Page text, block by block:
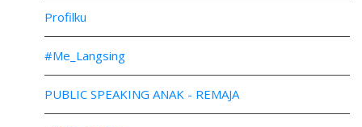
Profilku
#Me_Langsing
PUBLIC SPEAKING ANAK - REMAJA